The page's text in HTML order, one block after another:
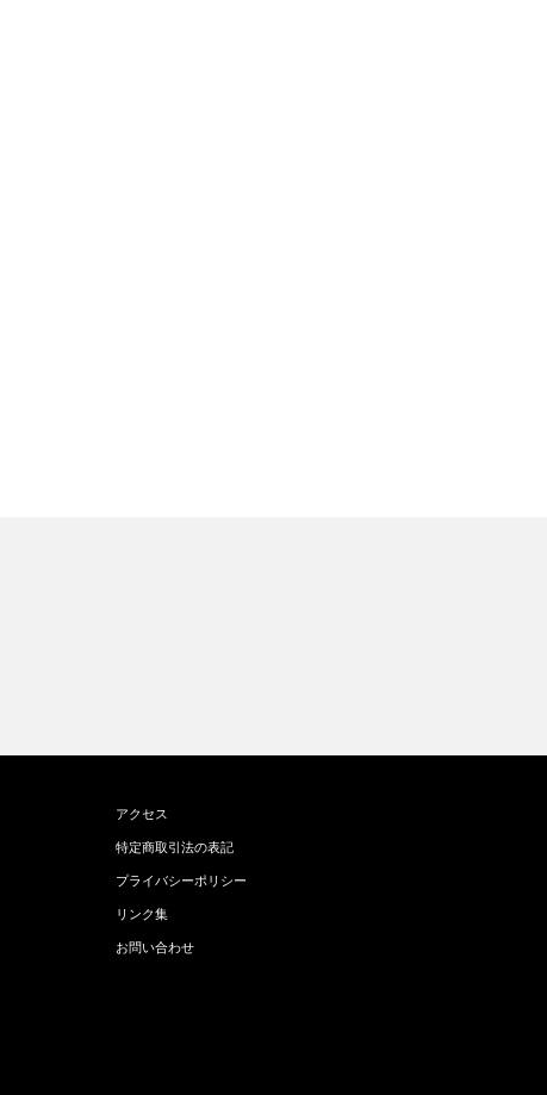
アクセス
特定商取引法の表記
プライバシーポリシー
リンク集
お問い合わせ